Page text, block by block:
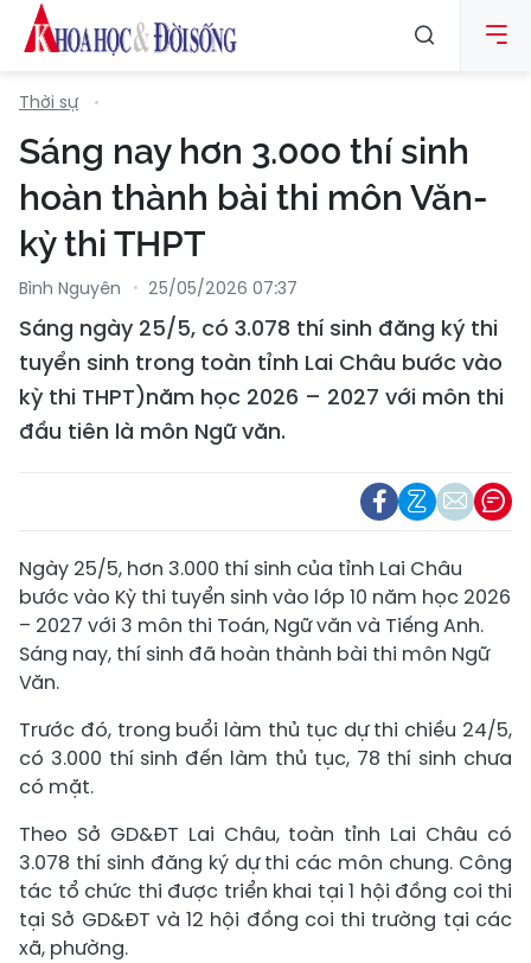
Thời sự
Sáng nay hơn 3.000 thí sinh
hoàn thành bài thi môn Văn-
kỳ thi THPT
Bình Nguyên 25/05/2026 07:37
Sáng ngày 25/5, có 3.078 thí sinh đăng ký thi
tuyển sinh trong toàn tỉnh Lai Châu bước vào
kỳ thi THPT)năm học 2026 – 2027 với môn thi
đầu tiên là môn Ngữ văn.
Ngày 25/5, hơn 3.000 thí sinh của tỉnh Lai Châu
bước vào Kỳ thi tuyển sinh vào lớp 10 năm học 2026
– 2027 với 3 môn thi Toán, Ngữ văn và Tiếng Anh.
Sáng nay, thí sinh đã hoàn thành bài thi môn Ngữ
Văn.
Trước đó, trong buổi làm thủ tục dự thi chiều 24/5,
có 3.000 thí sinh đến làm thủ tục, 78 thí sinh chưa
có mặt.
Theo Sở GD&ĐT Lai Châu, toàn tỉnh Lai Châu có
3.078 thí sinh đăng ký dự thi các môn chung. Công
tác tổ chức thi được triển khai tại 1 hội đồng coi thi
tại Sở GD&ĐT và 12 hội đồng coi thi trường tại các
xã, phường.